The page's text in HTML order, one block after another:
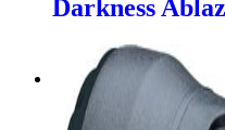
Darkness